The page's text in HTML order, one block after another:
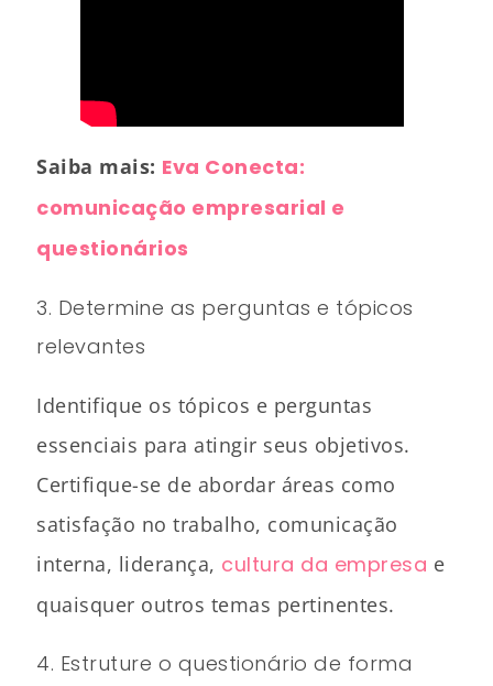
Saiba mais: Eva Conecta:
comunicação empresarial e
questionários
3. Determine as perguntas e tópicos
relevantes
Identifique os tópicos e perguntas
essenciais para atingir seus objetivos.
Certifique-se de abordar áreas como
satisfação no trabalho, comunicação
interna, liderança, cultura da empresa e
quaisquer outros temas pertinentes.
4. Estruture o questionário de forma